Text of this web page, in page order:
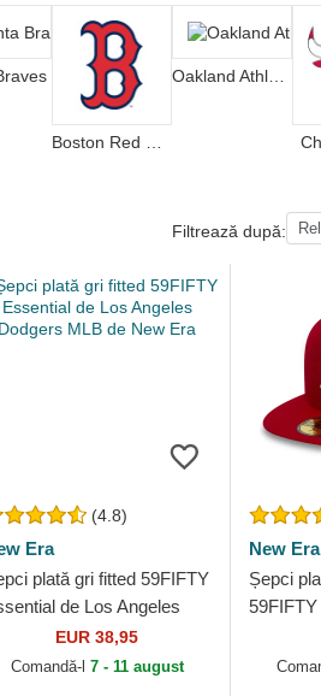
Oakland Athletics
Filtrează după:
(4.8)
Era
plată gri fitted 59FIFTY
de Los Angeles
MLB de New Era
EUR 38,95
Comandă-l 7 - 11 august
New Era
Șepci
York